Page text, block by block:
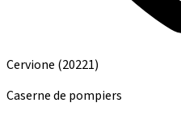
Cervione (20221)
Caserne de pompiers